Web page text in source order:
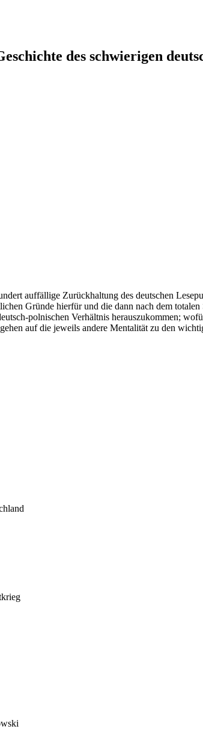
des schwierigen
auffällige Zurückhaltung des deutschen
Gründe hierfür und die dann nach dem totalen
polnischen Verhältnis herauszukommen;
auf die jeweils andere Mentalität zu den